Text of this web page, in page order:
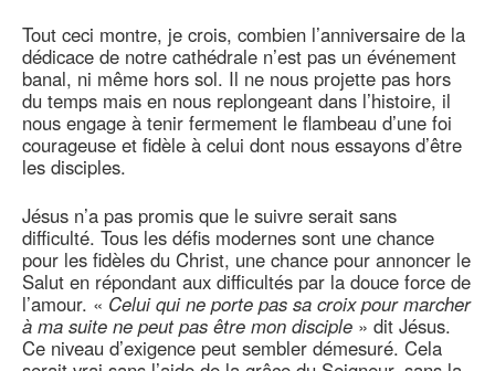
Tout ceci montre, je crois, combien l’anniversaire de la
dédicace de notre cathédrale n’est pas un événement
banal, ni même hors sol. Il ne nous projette pas hors
du temps mais en nous replongeant dans l’histoire, il
nous engage à tenir fermement le flambeau d’une foi
courageuse et fidèle à celui dont nous essayons d’être
les disciples.
Jésus n’a pas promis que le suivre serait sans
difficulté. Tous les défis modernes sont une chance
pour les fidèles du Christ, une chance pour annoncer le
Salut en répondant aux difficultés par la douce force de
l’amour. « Celui qui ne porte pas sa croix pour marcher
à ma suite ne peut pas être mon disciple » dit Jésus.
Ce niveau d’exigence peut sembler démesuré. Cela